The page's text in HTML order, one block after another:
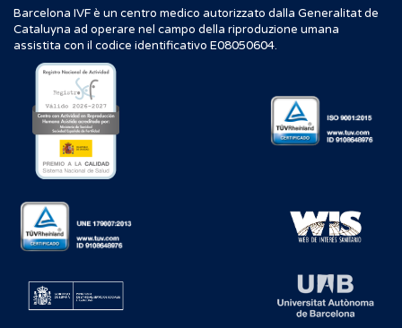
Barcelona IVF è un centro medico autorizzato dalla Generalitat de
Cataluyna ad operare nel campo della riproduzione umana
assistita con il codice identificativo E08050604.